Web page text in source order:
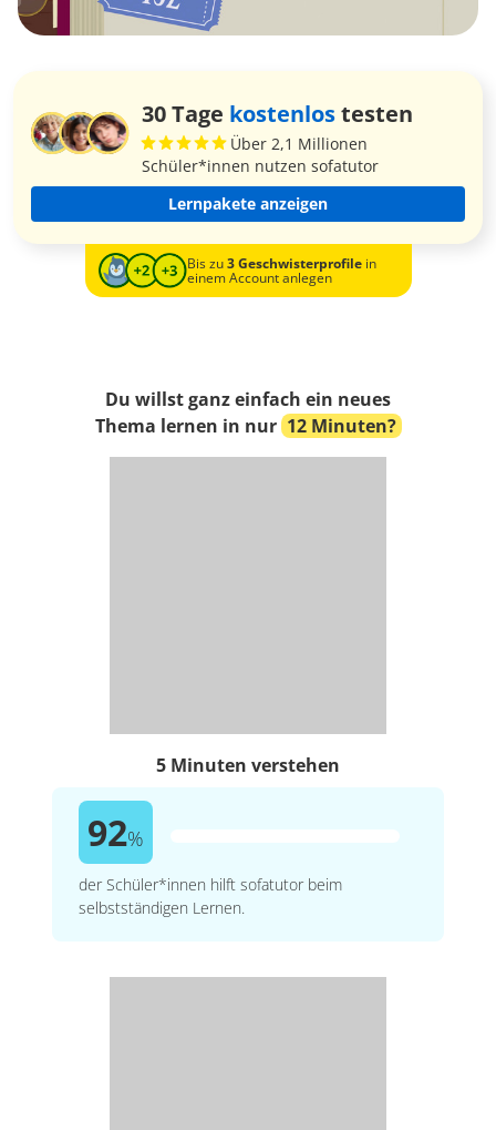
30 Tage kostenlostesten
Über 2,1 Millionen
Schüler*innen nutzen sofatutor
Lernpakete anzeigen
Bis zu3 Geschwisterprofilein
einem Account anlegen
Du willst ganz einfach ein neues
Thema lernen in nur 12 Minuten?
5 Minuten verstehen
92%
der Schüler*innen hilft sofatutor beim
selbstständigen Lernen.